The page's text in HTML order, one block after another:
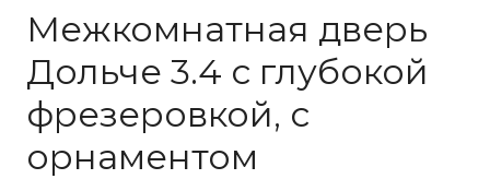
Межкомнатная дверь
Дольче 3.4 с глубокой
фрезеровкой, с
орнаментом